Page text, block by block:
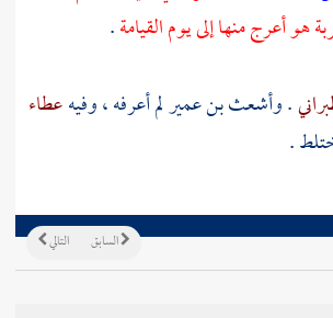
أعرج منها إلى يوم القيامة.
.وأشعث بن عميرلم أعرفه ، وفيهعطاء
.
التالي السابق